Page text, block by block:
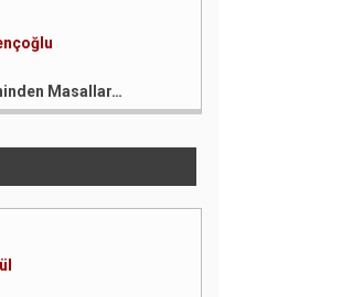
Masallar…